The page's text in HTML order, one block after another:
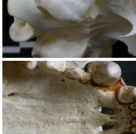
Crâne : bulle tympanique